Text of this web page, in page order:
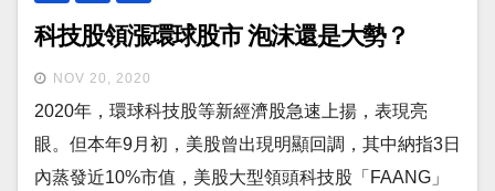
科技股領漲環球股市 泡沫還是大勢？
NOV 20, 2020
2020年，環球科技股等新經濟股急速上揚，表現亮
眼。但本年9月初，美股曾出現明顯回調，其中納指3日
內蒸發近10%市值，美股大型領頭科技股「FAANG」